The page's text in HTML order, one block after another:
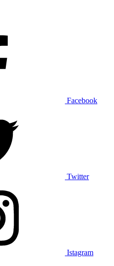
Facebook
Twitter
Istagram